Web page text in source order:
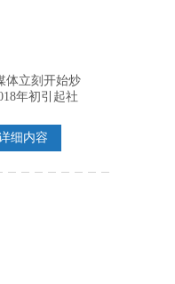
体立刻开始炒
年初引起社
细内容